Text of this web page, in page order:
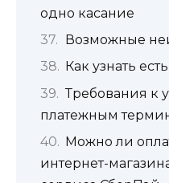
одно касание
Возможные
Как узнать
Требования к
платежным
Можно ли
интернет-